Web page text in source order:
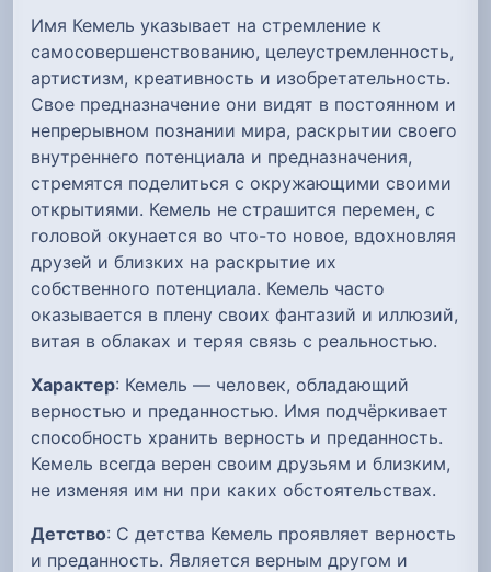
Имя Кемель указывает на стремление к
самосовершенствованию, целеустремленность,
артистизм, креативность и изобретательность.
Свое предназначение они видят в постоянном и
непрерывном познании мира, раскрытии своего
внутреннего потенциала и предназначения,
стремятся поделиться с окружающими своими
открытиями. Кемель не страшится перемен, с
головой окунается во что-то новое, вдохновляя
друзей и близких на раскрытие их
собственного потенциала. Кемель часто
оказывается в плену своих фантазий и иллюзий,
витая в облаках и теряя связь с реальностью.
Характер: Кемель — человек, обладающий
верностью и преданностью. Имя подчёркивает
способность хранить верность и преданность.
Кемель всегда верен своим друзьям и близким,
не изменяя им ни при каких обстоятельствах.
Детство: С детства Кемель проявляет верность
и преданность. Является верным другом и